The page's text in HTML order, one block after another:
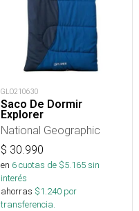
GLO210630
Saco De Dormir
Explorer
National Geographic
$ 30.990
en 6cuotas de $5.165sin
interés
ahorras $1.240 por
transferencia.